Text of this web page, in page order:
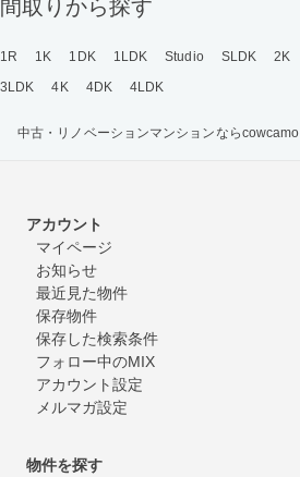
間取りから探す
1R 1K 1DK 1LDK Studio SLDK 2K
3LDK
4K 4DK 4LDK
中古・リノベーションマンションならcowcamo
アカウント
マイページ
お知らせ
最近見た物件
保存物件
保存した検索条件
フォロー中のMIX
アカウント設定
メルマガ設定
物件を探す